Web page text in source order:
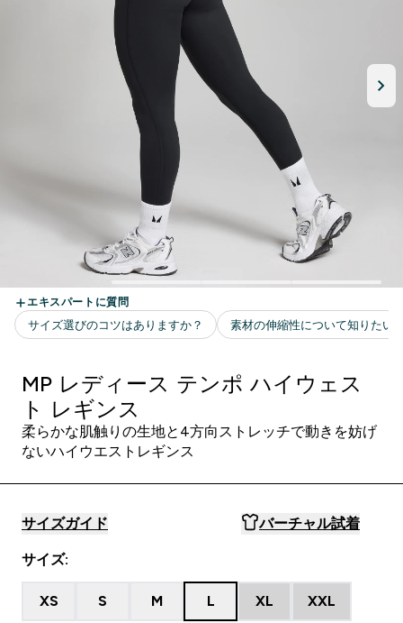
MP レディース テンポ ハイウェス
ト レギンス
柔らかな肌触りの生地と4方向ストレッチで動きを妨げ
ないハイウエストレギンス
サイズガイド バーチャル試着
サイズ:
XS S M L XL XXL